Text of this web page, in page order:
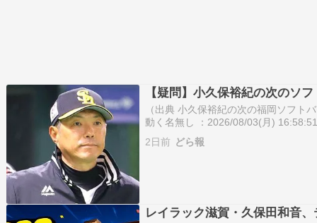
【疑問】小久保裕紀の次のソ
（出典 小久保裕紀の次の福岡ソフト
動く名無し ：2026/08/03(月)
www.nikkansports.com）（出典 小
監督…
2日前 どら報
レイラック滋賀・久保田和音